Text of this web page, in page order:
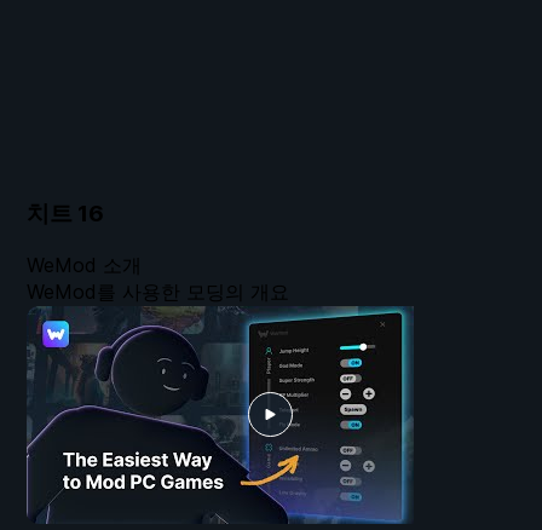
치트 16
WeMod 소개
WeMod를 사용한 모딩의 개요